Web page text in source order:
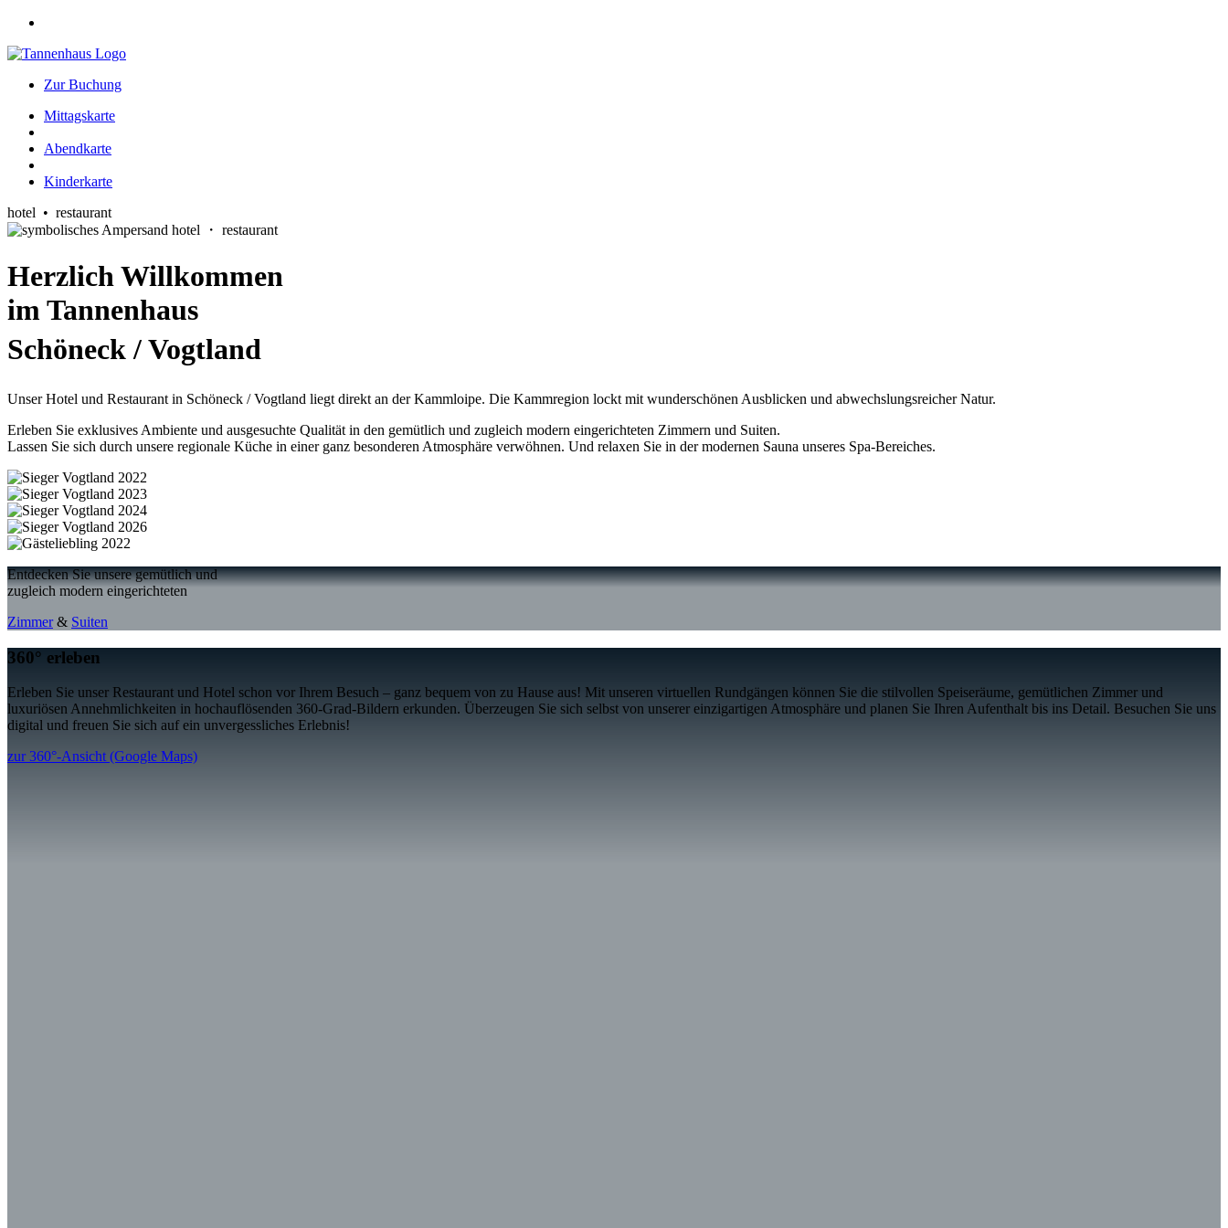
Zur Buchung
Mittagskarte
Abendkarte
Kinderkarte
hotel • restaurant
hotel ・ restaurant
Herzlich Willkommen
im Tannenhaus
Schöneck / Vogtland
Unser Hotel und Restaurant in Schöneck / Vogtland liegt direkt an der Kammloipe. Die Kammregion lockt mit wunderschönen Ausblicken und abwechslungsreicher Natur.
Erleben Sie exklusives Ambiente und ausgesuchte Qualität in den gemütlich und zugleich modern eingerichteten Zimmern und Suiten.
Lassen Sie sich durch unsere regionale Küche in einer ganz besonderen Atmosphäre verwöhnen. Und relaxen Sie in der modernen Sauna unseres Spa-Bereiches.
Entdecken Sie unseregemütlichund
zugleich modern eingerichteten
Zimmer& Suiten
360° erleben
Erleben Sie unser Restaurant und Hotel schon vor Ihrem Besuch – ganz bequem von zu Hause aus! Mit unseren virtuellen Rundgängen können Sie die stilvollen Speiseräume, gemütlichen Zimmer und
luxuriösen Annehmlichkeiten in hochauflösenden 360-Grad-Bildern erkunden. Überzeugen Sie sich selbst von unserer einzigartigen Atmosphäre und planen Sie Ihren Aufenthalt bis ins Detail. Besuchen Sie uns
digital und freuen Sie sich auf ein unvergessliches Erlebnis!
zur 360°-Ansicht (Google Maps)